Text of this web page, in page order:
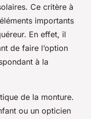
Ce critère à
importants
En effet, il
de faire l’option
à la
de la monture.
ou un opticien